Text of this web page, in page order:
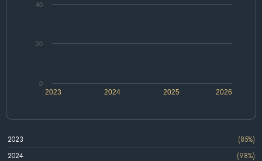
2024 2026
2023 2025
0
20
40
2023
(85%)
2024
(98%)